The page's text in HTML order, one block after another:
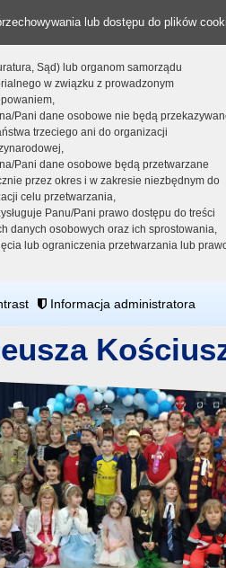
lub dostępu do plików
Sąd) lub organom samorządu
w związku z prowadzonym
Pani dane osobowe nie będą
trzeciego ani do organizacji
Pani dane osobowe będą przetwarzane
przez okres i w zakresie niezbędnym do
celu przetwarzania,
Panu/Pani prawo dostępu do treści
danych osobowych oraz ich sprostowania,
lub ograniczenia przetwarzania lub
Informacja administratora